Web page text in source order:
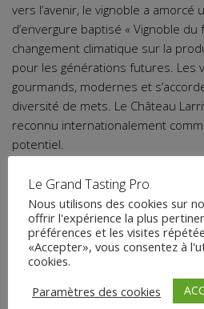
vers l’avenir, le vignoble a amorcé
d’envergure baptisé « Vignoble
changement climatique sur la
pour les générations futures. Les
gourmands, modernes et
diversité de mets. Le Château
reconnu internationalement
potentiel.
Contact
84 avenue de Cadaujac
33850 Léognan, France
Tél. : 05 56 64 75 51
secretariat@larrivethautbrion.fr
Le Grand Tasting Pro
Nous utilisons des cookies sur
offrir l'expérience la plus
préférences et les visites
«Accepter», vous consentez à
cookies.
Paramètres des cookies